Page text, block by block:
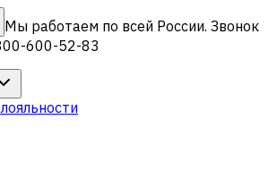
Мы работаем по всей России. Звонок
600-52-83